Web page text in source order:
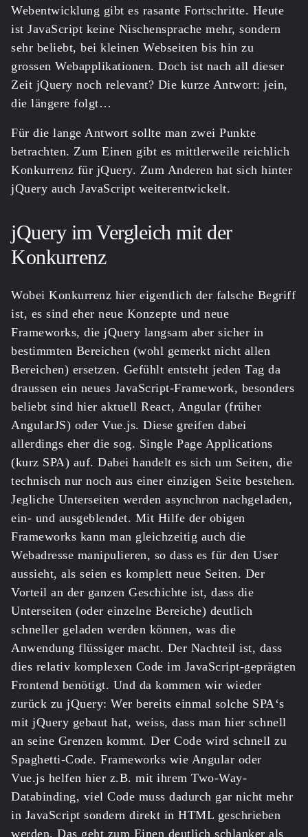
Webentwicklung gibt es rasante Fortschritte. Heute
ist JavaScript keine Nischensprache mehr, sondern
sehr beliebt, bei kleinen Webseiten bis hin zu
grossen Webapplikationen. Doch ist nach all dieser
Zeit jQuery noch relevant? Die kurze Antwort: jein,
die längere folgt…
Für die lange Antwort sollte man zwei Punkte
betrachten. Zum Einen gibt es mittlerweile reichlich
Konkurrenz für jQuery. Zum Anderen hat sich hinter
jQuery auch JavaScript weiterentwickelt.
jQuery im Vergleich mit der
Konkurrenz
Wobei Konkurrenz hier eigentlich der falsche Begriff
ist, es sind eher neue Konzepte und neue
Frameworks, die jQuery langsam aber sicher in
bestimmten Bereichen (wohl gemerkt nicht allen
Bereichen) ersetzen. Gefühlt entsteht jeden Tag da
draussen ein neues JavaScript-Framework, besonders
beliebt sind hier aktuell React, Angular (früher
AngularJS) oder Vue.js. Diese greifen dabei
allerdings eher die sog. Single Page Applications
(kurz SPA) auf. Dabei handelt es sich um Seiten, die
technisch nur noch aus einer einzigen Seite bestehen.
Jegliche Unterseiten werden asynchron nachgeladen,
ein- und ausgeblendet. Mit Hilfe der obigen
Frameworks kann man gleichzeitig auch die
Webadresse manipulieren, so dass es für den User
aussieht, als seien es komplett neue Seiten. Der
Vorteil an der ganzen Geschichte ist, dass die
Unterseiten (oder einzelne Bereiche) deutlich
schneller geladen werden können, was die
Anwendung flüssiger macht. Der Nachteil ist, dass
dies relativ komplexen Code im JavaScript-geprägten
Frontend benötigt. Und da kommen wir wieder
zurück zu jQuery: Wer bereits einmal solche SPA‘s
mit jQuery gebaut hat, weiss, dass man hier schnell
an seine Grenzen kommt. Der Code wird schnell zu
Spaghetti-Code. Frameworks wie Angular oder
Vue.js helfen hier z.B. mit ihrem Two-Way-
Databinding, viel Code muss dadurch gar nicht mehr
in JavaScript sondern direkt in HTML geschrieben
werden. Das geht zum Einen deutlich schlanker als